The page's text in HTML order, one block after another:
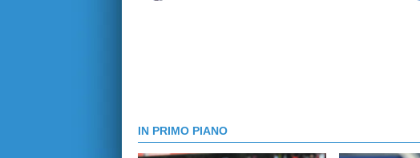
IN PRIMO PIANO